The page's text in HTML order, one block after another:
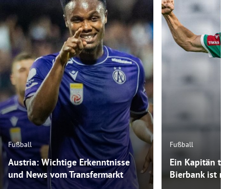
Fußball
Austria: Wichtige Erkenntnisse
und News vom Transfermarkt
Fußball
Ein Kapitän
Bierbank ist